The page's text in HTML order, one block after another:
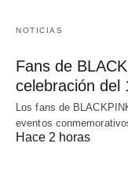
NOTICIAS
Fans de
celebración del
Los fans de
eventos
Hace 2 horas